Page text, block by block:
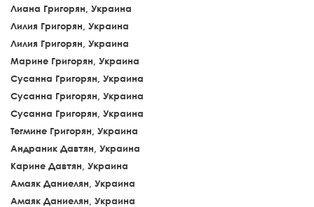
Лиана Григорян, Украина
Лилия Григорян, Украина
Лилия Григорян, Украина
Марине Григорян, Украина
Сусанна Григорян, Украина
Сусанна Григорян, Украина
Сусанна Григорян, Украина
Тегмине Григорян, Украина
Андраник Давтян, Украина
Карине Давтян, Украина
Амаяк Даниелян, Украина
Амаяк Даниелян, Украина